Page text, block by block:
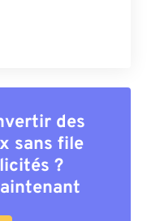
des
sans file
?